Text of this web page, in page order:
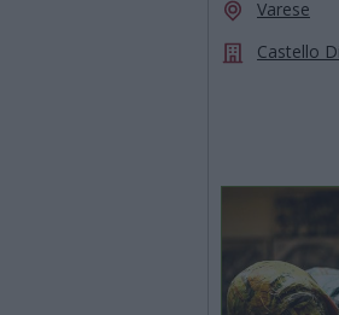
Varese
Castello